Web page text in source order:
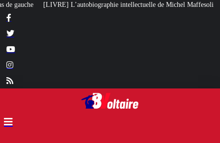
intellectuelle de Michel Maffesoli Pour regagner son influence en